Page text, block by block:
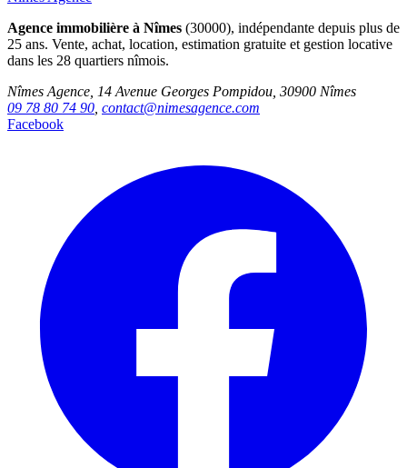
Agence immobilière à Nîmes (30000), indépendante depuis plus de
25 ans. Vente, achat, location, estimation gratuite et gestion locative
dans les 28 quartiers nîmois.
Nîmes Agence, 14 Avenue Georges Pompidou, 30900 Nîmes
09 78 80 74 90 contact@nimesagence.com
Facebook